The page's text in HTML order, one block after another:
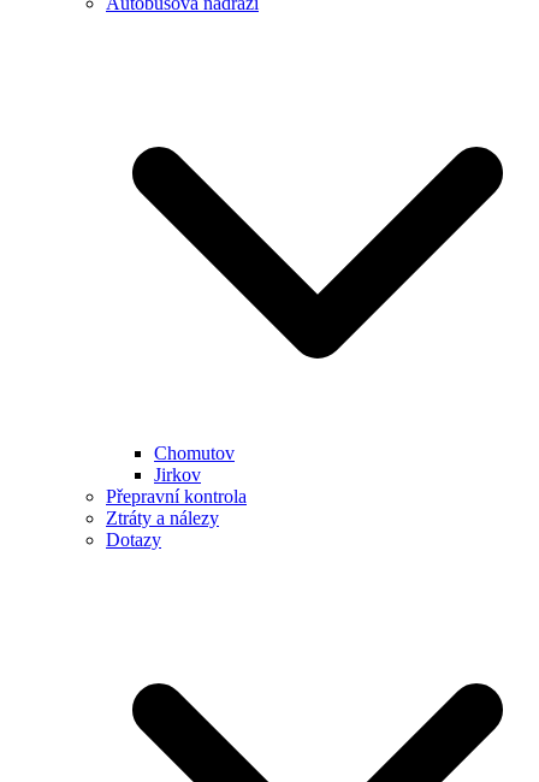
Chomutov
Jirkov
Přepravní kontrola
Ztráty a nálezy
Dotazy